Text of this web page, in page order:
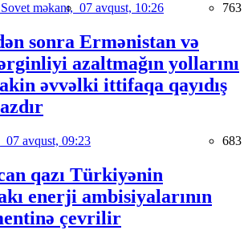
məkanı, 07 avqust, 10:26 763
sonra Ermənistan və
azaltmağın yollarını
əvvəlki ittifaqa qayıdış
07 avqust, 09:23 683
qazı Türkiyənin
enerji ambisiyalarının
çevrilir